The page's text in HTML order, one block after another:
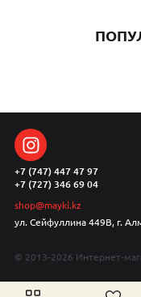
+7 (747) 447 47 97
+7 (727) 346 69 04
shop@mayki.kz
ул. Сейфуллина 449В, г.
© 2013-2026 Интернет-